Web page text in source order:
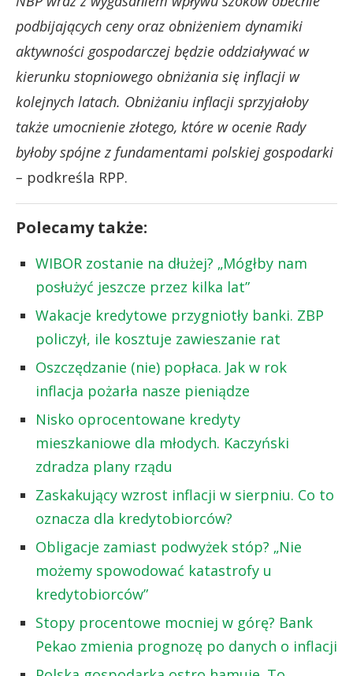
podbijających ceny oraz obniżeniem dynamiki
aktywności gospodarczej będzie oddziaływać w
kierunku stopniowego obniżania się inflacji w
kolejnych latach. Obniżaniu inflacji sprzyjałoby
także umocnienie złotego, które w ocenie Rady
byłoby spójne z fundamentami polskiej gospodarki
– podkreśla RPP.
Polecamy także:
WIBOR zostanie na dłużej? „Mógłby nam
posłużyć jeszcze przez kilka lat”
Wakacje kredytowe przygniotły banki. ZBP
policzył, ile kosztuje zawieszanie rat
Oszczędzanie (nie) popłaca. Jak w rok
inflacja pożarła nasze pieniądze
Nisko oprocentowane kredyty
mieszkaniowe dla młodych. Kaczyński
zdradza plany rządu
Zaskakujący wzrost inflacji w sierpniu. Co to
oznacza dla kredytobiorców?
Obligacje zamiast podwyżek stóp? „Nie
możemy spowodować katastrofy u
kredytobiorców”
Stopy procentowe mocniej w górę? Bank
Pekao zmienia prognozę po danych o inflacji